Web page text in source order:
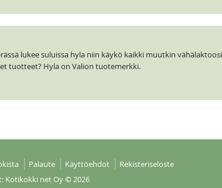
lukee suluissa hyla niin käykö kaikki muutkin
tuotteet? Hyla on Valion tuotemerkki.
Palaute Käyttöehdot
Rekisteriseloste
Kotikokki net Oy© 2026